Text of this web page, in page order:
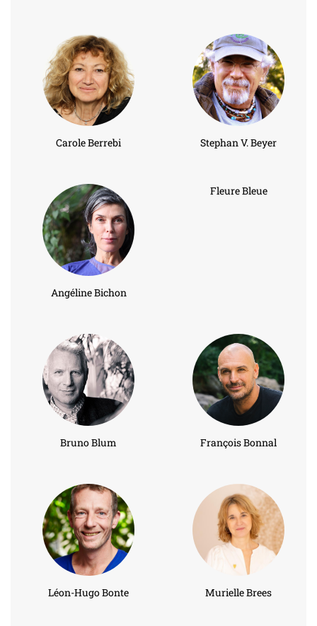
Carole Berrebi Stephan V. Beyer
Angéline Bichon
Fleure Bleue
Bruno Blum François Bonnal
Léon-Hugo Bonte Murielle Brees